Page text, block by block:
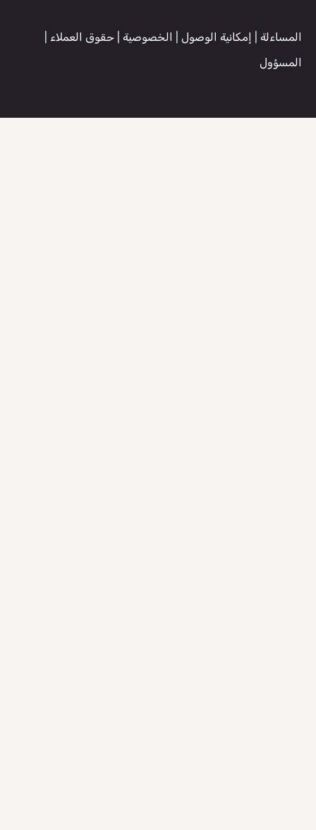
المساءلة إمكانية الوصول الخصوصية حقوق العملاء
المسؤول